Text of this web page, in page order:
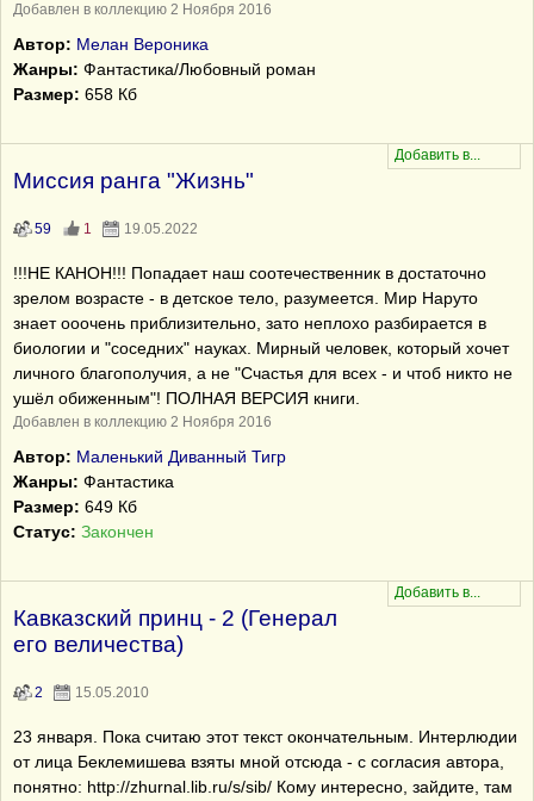
Добавлен в коллекцию 2 Ноября 2016
Автор: Мелан Вероника
Жанры: Фантастика/Любовный роман
Размер: 658 Кб
Миссия ранга "Жизнь"
59 1 19.05.2022
!!!НЕ КАНОН!!! Попадает наш соотечественник в достаточно
зрелом возрасте - в детское тело, разумеется. Мир Наруто
знает ооочень приблизительно, зато неплохо разбирается в
биологии и "соседних" науках. Мирный человек, который хочет
личного благополучия, а не "Счастья для всех - и чтоб никто не
ушёл обиженным"! ПОЛНАЯ ВЕРСИЯ книги.
Добавлен в коллекцию 2 Ноября 2016
Автор: Маленький Диванный Тигр
Жанры: Фантастика
Размер: 649 Кб
Статус: Закончен
Кавказский принц - 2 (Генерал
его величества)
2 15.05.2010
23 января. Пока считаю этот текст окончательным. Интерлюдии
от лица Беклемишева взяты мной отсюда - с согласия автора,
понятно: http://zhurnal.lib.ru/s/sib/ Кому интересно, зайдите, там